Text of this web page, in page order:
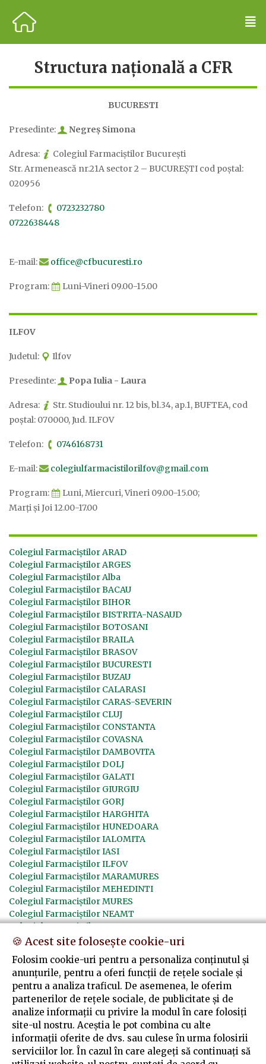
Structura națională a CFR
BUCURESTI
Presedinte: Negreș Simona
Adresa:
Colegiul Farmaciștilor București
Str. Armenească nr.21A sector 2 – BUCUREŞTI cod poştal:
020956
Telefon:
0723232780
0722638448
E-mail: office@cfbucuresti.ro
Program: Luni-Vineri 09.00-15.00
ILFOV
Judetul: Ilfov
Presedinte: Popa Iulia - Laura
Adresa:
Str. Studioului nr. 12 bis, bl.34, ap.1, BUFTEA, cod
poştal: 070000, Jud. ILFOV
Telefon: 0746168731
E-mail: colegiulfarmacistilorilfov@gmail.com
Program:
Luni, Miercuri, Vineri 09.00-15.00;
Marți și Joi 12.00-17.00
Colegiul Farmaciștilor ARAD
Colegiul Farmaciștilor ARGES
Colegiul Farmaciștilor Alba
Colegiul Farmaciștilor BACAU
Colegiul Farmaciștilor BIHOR
Colegiul Farmaciștilor BISTRITA-NASAUD
Colegiul Farmaciștilor BOTOSANI
Colegiul Farmaciștilor BRAILA
Colegiul Farmaciștilor BRASOV
Colegiul Farmaciștilor BUCURESTI
Colegiul Farmaciștilor BUZAU
Colegiul Farmaciștilor CALARASI
Colegiul Farmaciștilor CARAS-SEVERIN
Colegiul Farmaciștilor CLUJ
Colegiul Farmaciștilor CONSTANTA
Colegiul Farmaciștilor COVASNA
Colegiul Farmaciștilor DAMBOVITA
Colegiul Farmaciștilor DOLJ
Colegiul Farmaciștilor GALATI
Colegiul Farmaciștilor GIURGIU
Colegiul Farmaciștilor GORJ
Colegiul Farmaciștilor HARGHITA
Colegiul Farmaciștilor HUNEDOARA
Colegiul Farmaciștilor IALOMITA
Colegiul Farmaciștilor IASI
Colegiul Farmaciștilor ILFOV
Colegiul Farmaciștilor MARAMURES
Colegiul Farmaciștilor MEHEDINTI
Colegiul Farmaciștilor MURES
Colegiul Farmaciștilor NEAMT
Colegiul Farmaciștilor OLT
Colegiul Farmaciștilor PRAHOVA
Colegiul Farmaciștilor SALAJ
Colegiul Farmaciștilor SATU MARE
Colegiul Farmaciștilor SIBIU
Colegiul Farmaciștilor SUCEAVA
Colegiul Farmaciștilor TELEORMAN
Colegiul Farmaciștilor TIMIS
Colegiul Farmaciștilor TULCEA
Colegiul Farmaciștilor VASLUI
Colegiul Farmaciștilor VRANCEA
🍪 Acest site folosește cookie-uri
Folosim cookie-uri pentru a personaliza conținutul și
anunțurile, pentru a oferi funcții de rețele sociale și
pentru a analiza traficul. De asemenea, le oferim
partenerilor de rețele sociale, de publicitate și de
analize informații cu privire la modul în care folosiți
site-ul nostru. Aceștia le pot combina cu alte
informații oferite de dvs. sau culese în urma folosirii
serviciilor lor. În cazul în care alegeți să continuați să